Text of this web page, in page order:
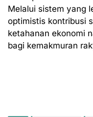
Melalui sistem yang
optimistis kontribusi
ketahanan ekonomi
bagi kemakmuran